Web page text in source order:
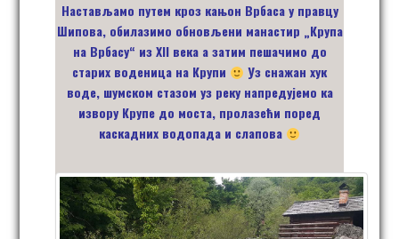
Настављамо путем кроз кањон Врбаса у правцу
Шипова, обилазимо обновљени манастир „Крупа
на Врбасу“ из XII века а затим пешачимо до
старих воденица на Крупи
Уз снажан хук
воде, шумском стазом уз реку напредујемо ка
извору Крупе до моста, пролазећи поред
каскадних водопада и слапова